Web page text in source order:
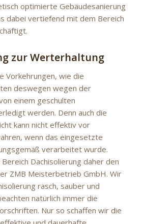
optimierte Gebäudesanierung
dabei vertiefend mit dem Bereich
zur Werterhaltung
Vorkehrungen, wie die
deswegen wegen der
einem geschulten
werden. Denn auch die
kann nicht effektiv vor
wenn das eingesetzte
verarbeitet wurde.
Dachisolierung daher den
ZMB Meisterbetrieb GmbH. Wir
rasch, sauber und
natürlich immer die
Nur so schaffen wir die